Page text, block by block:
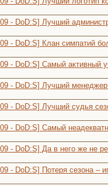
- DoD:S] Лучший
- DoD:S] Клан симпатий
- DoD:S] Самый активный
- DoD:S] Лучший
- DoD:S] Лучший судья
- DoD:S] Самый
- DoD:S] Да в него же не
- DoD:S] Потеря сезона –